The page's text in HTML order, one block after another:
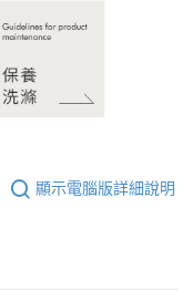
顯示電腦版詳細說明